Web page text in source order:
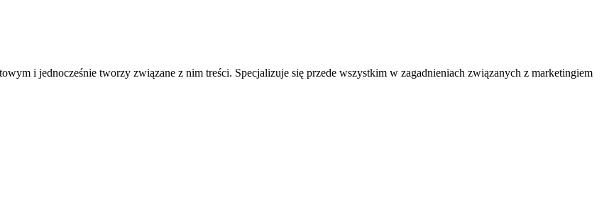
i jednocześnie tworzy związane z nim treści. Specjalizuje się przede wszystkim w zagadnieniach związanych z marketingiem